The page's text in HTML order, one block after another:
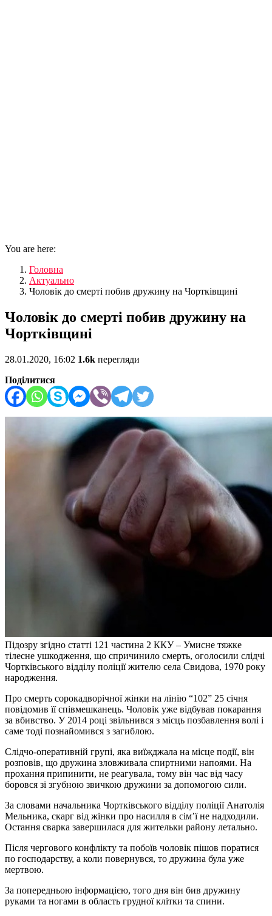
You are here:
Головна
Актуально
Чоловік до смерті побив дружину на Чортківщині
Чоловік до смерті побив дружину на
Чортківщині
28.01.2020, 16:02 1.6k перегляди
Поділитися
Підозру згідно статті 121 частина 2 ККУ – Умисне тяжке
тілесне ушкодження, що спричинило смерть, оголосили слідчі
Чортківського відділу поліції жителю села Свидова, 1970 року
народження.
Про смерть сорокадворічної жінки на лінію “102” 25 січня
повідомив її співмешканець. Чоловік уже відбував покарання
за вбивство. У 2014 році звільнився з місць позбавлення волі і
саме тоді познайомився з загиблою.
Слідчо-оперативній групі, яка виїжджала на місце події, він
розповів, що дружина зловживала спиртними напоями. На
прохання припинити, не реагувала, тому він час від часу
боровся зі згубною звичкою дружини за допомогою сили.
За словами начальника Чортківського відділу поліції Анатолія
Мельника, скарг від жінки про насилля в сім’ї не надходили.
Остання сварка завершилася для жительки району летально.
Після чергового конфлікту та побоїв чоловік пішов поратися
по господарству, а коли повернувся, то дружина була уже
мертвою.
За попередньою інформацією, того дня він бив дружину
руками та ногами в область грудної клітки та спини.